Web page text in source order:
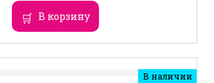
В корзину
В наличии